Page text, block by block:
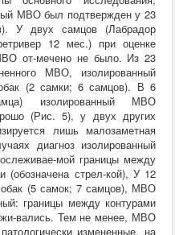
МВО был подтвержден у 23
У двух самцов (Лабрадор
12 мес.) при оценке
от-мечено не было. Из 23
МВО, изолированный
(2 самки; 6 самцов). В 6
изолированный МВО
(Рис. 5), у двух других
лишь малозаметная
диагноз изолированный
мой границы между
(обозначена стрел-кой), У 12
(5 самок; 7 самцов), МВО
границы между контурами
вались. Тем не менее, МВО
измененные, на